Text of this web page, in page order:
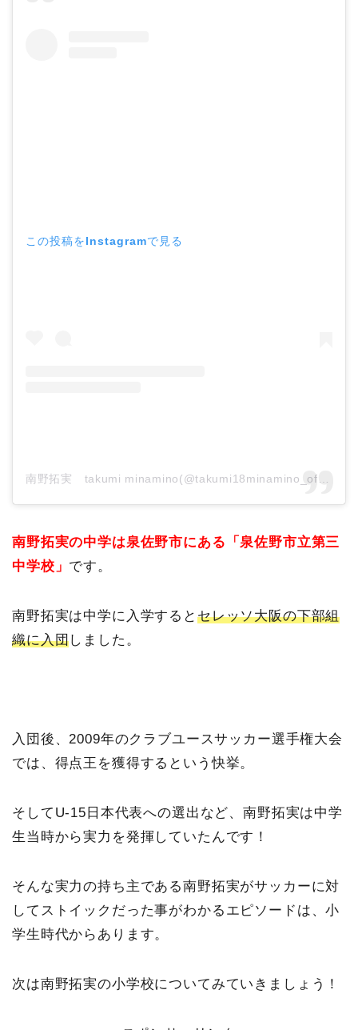
この投稿をInstagramで見る
南野拓実 takumi minamino(@takumi18minamino_official)がシェアした投稿
南野拓実の中学は泉佐野市にある「泉佐野市立第三
中学校」 です。
南野拓実は中学に入学すると セレッソ大阪の下部組
織に入団しました。
入団後、2009年のクラブユースサッカー選手権大会
では、得点王を獲得するという快挙。
そしてU-15日本代表への選出など、南野拓実は中学
生当時から実力を発揮していたんです！
そんな実力の持ち主である南野拓実がサッカーに対
してストイックだった事がわかるエピソードは、小
学生時代からあります。
次は南野拓実の小学校についてみていきましょう！